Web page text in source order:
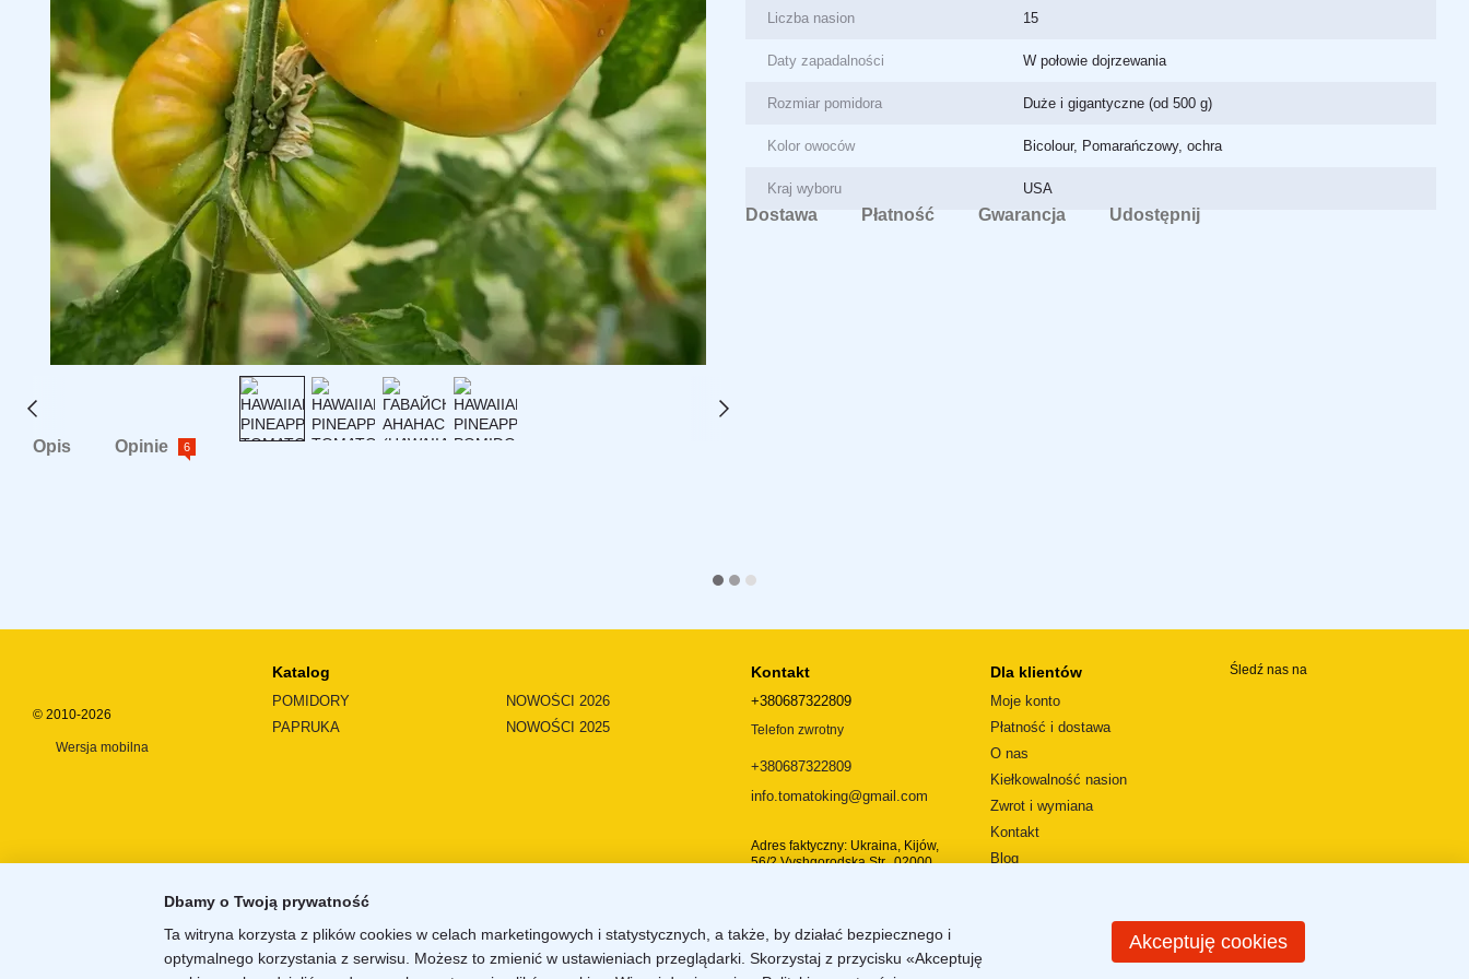
Opis Opinie 6
Liczba nasion 15
Daty zapadalności W połowie dojrzewania
Rozmiar pomidora Duże i gigantyczne (od 500 g)
Kolor owoców Bicolour, Pomarańczowy, ochra
Kraj wyboru USA
Dostawa Płatność Gwarancja Udostępnij
© 2010-2026
Wersja mobilna
Sklep internetowy zbudowany z
Katalog
POMIDORY
PAPRUKA
NOWOŚCI 2026
NOWOŚCI 2025
Kontakt
+380687322809
Telefon zwrotny
+380687322809
info.tomatoking@gmail.com
Adres faktyczny: Ukraina, Kijów,
56/2 Vyshgorodska Str., 02000
Dla klientów
Moje konto
Płatność i dostawa
O nas
Kiełkowalność nasion
Zwrot i wymiana
Kontakt
Blog
Śledź nas na
Dbamy o Twoją prywatność
Ta witryna korzysta z plików cookies w celach marketingowych i statystycznych, a także, by działać bezpiecznego i
optymalnego korzystania z serwisu. Możesz to zmienić w ustawieniach przeglądarki. Skorzystaj z przycisku «Akceptuję
Akceptuję cookies